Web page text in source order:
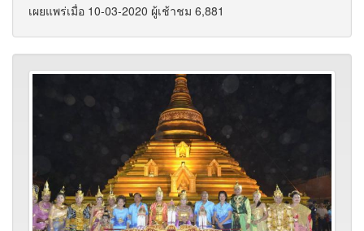
เผยแพร่เมื่อ 10-03-2020 ผู้เช้าชม 6,881